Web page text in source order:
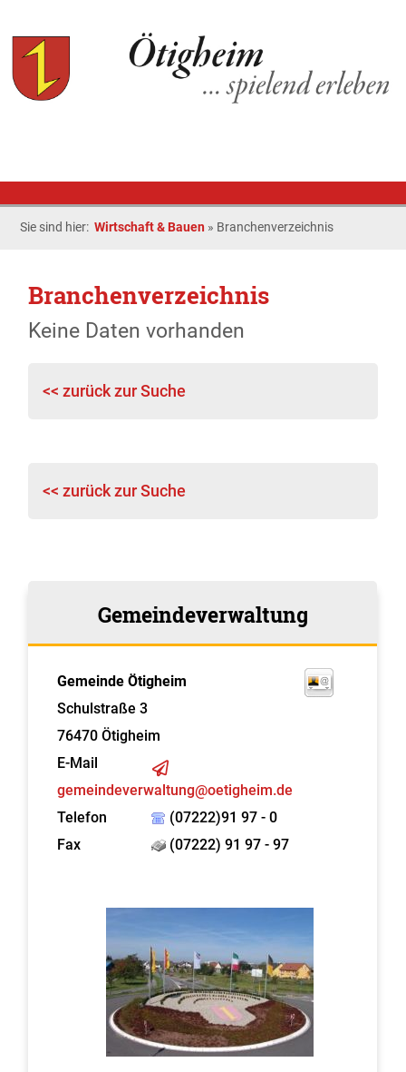
Sie sind hier:Wirtschaft & Bauen » Branchenverzeichnis
Branchenverzeichnis
Keine Daten vorhanden
<< zurück zur Suche
<< zurück zur Suche
Gemeindeverwaltung
Gemeinde Ötigheim
Schulstraße 3
76470 Ötigheim
E-Mail
gemeindeverwaltung@oetigheim.de
Telefon
(07222)91 97 - 0
Fax
(07222) 91 97 - 97